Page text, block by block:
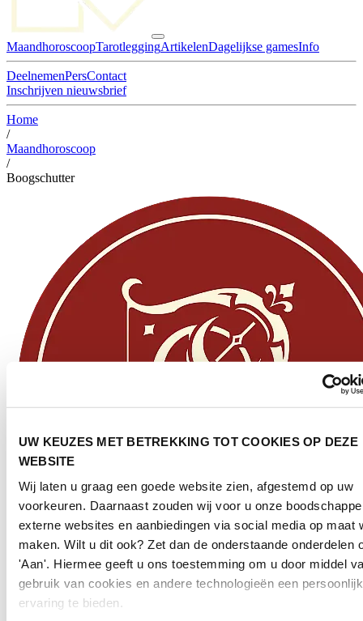
UW KEUZES MET BETREKKING TOT COOKIES OP DEZE
WEBSITE
Wij laten u graag een goede website zien, afgestemd op uw
voorkeuren. Daarnaast zouden wij voor u onze
externe websites en aanbiedingen via social media op maat
maken. Wilt u dit ook? Zet dan de onderstaande onderdelen
'Aan'. Hiermee geeft u ons toestemming om u door middel
gebruik van cookies en andere technologieën een
ervaring te bieden.
MaandhoroscoopTarotleggingArtikelenDagelijkse gamesInfo
DeelnemenPersContact
Inschrijven nieuwsbrief
Home
/
Maandhoroscoop
/
Boogschutter